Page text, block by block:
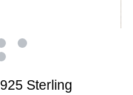
Sterling